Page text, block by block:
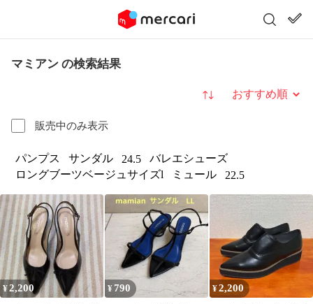
マミアン の検索結果
販売中のみ表示
並び替え
パンプス サンダル 24.5
バレエシューズ
ロングブーツベージュサイズl
ミュール 22.5
¥2,200 ¥790 ¥2,200